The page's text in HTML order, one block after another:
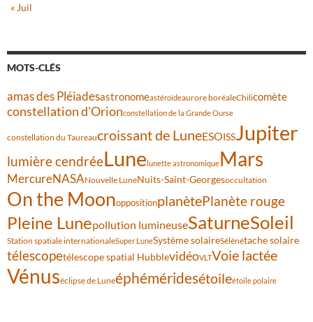
« Juil
MOTS-CLÉS
amas des Pléiadesastronomeastéroïdeaurore boréaleChilicomète
constellation d'Orionconstellation de la Grande Ourse
constellation du Taureaucroissant de LuneESOISSJupiter
lumière cendréeLunelunette astronomiqueMars
MercureNASANouvelle LuneNuits-Saint-Georgesoccultation
On the MoonoppositionplanètePlanète rouge
Pleine Lunepollution lumineuseSaturneSoleil
Station spatiale internationaleSuper LuneSystème solaireSélénétache solaire
télescopetélescope spatial HubblevidéoVLTVoie lactée
Vénuséclipse de Luneéphéméridesétoileétoile polaire